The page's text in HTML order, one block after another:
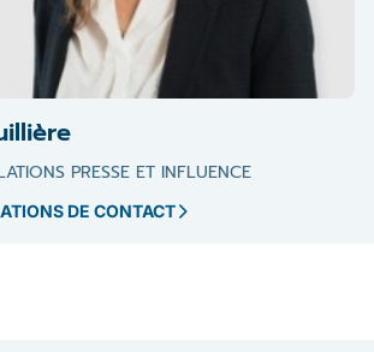
PRESSE ET INFLUENCE
DE CONTACT